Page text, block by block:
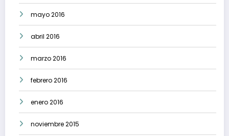
mayo 2016
abril 2016
marzo 2016
febrero 2016
enero 2016
noviembre 2015